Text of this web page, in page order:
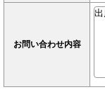
お問い合わせ内容